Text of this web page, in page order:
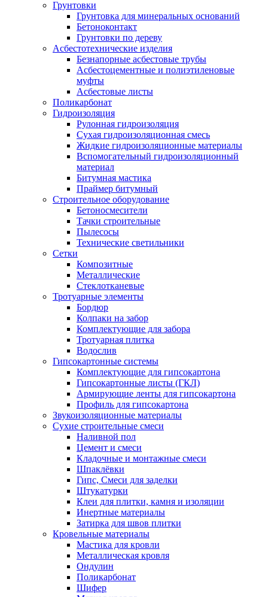
Грунтовки
Грунтовка для минеральных оснований
Бетоноконтакт
Грунтовки по дереву
Асбестотехнические изделия
Безнапорные асбестовые трубы
Асбестоцементные и полиэтиленовые
муфты
Асбестовые листы
Поликарбонат
Гидроизоляция
Рулонная гидроизоляция
Сухая гидроизоляционная смесь
Жидкие гидроизоляционные материалы
Вспомогательный гидроизоляционный
материал
Битумная мастика
Праймер битумный
Строительное оборудование
Бетоносмесители
Тачки строительные
Пылесосы
Технические светильники
Сетки
Композитные
Металлические
Стеклотканевые
Тротуарные элементы
Бордюр
Колпаки на забор
Комплектующие для забора
Тротуарная плитка
Водослив
Гипсокартонные системы
Комплектующие для гипсокартона
Гипсокартонные листы (ГКЛ)
Армирующие ленты для гипсокартона
Профиль для гипсокартона
Звукоизоляционные материалы
Сухие строительные смеси
Наливной пол
Цемент и смеси
Кладочные и монтажные смеси
Шпаклёвки
Гипс, Смеси для заделки
Штукатурки
Клеи для плитки, камня и изоляции
Инертные материалы
Затирка для швов плитки
Кровельные материалы
Мастика для кровли
Металлическая кровля
Ондулин
Поликарбонат
Шифер